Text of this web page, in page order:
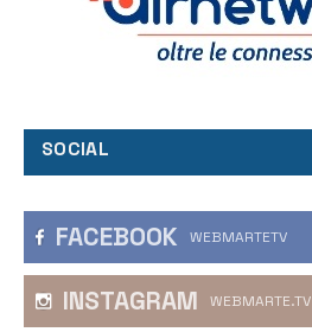
SOCIAL
FACEBOOK WEBMARTETV
INSTAGRAM WEBMARTE.TV